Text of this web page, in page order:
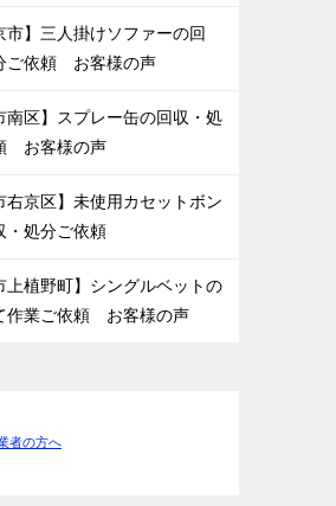
市】三人掛けソファーの回
ご依頼 お客様の声
南区】スプレー缶の回収・処
お客様の声
右京区】未使用カセットボン
・処分ご依頼
上植野町】シングルベットの
作業ご依頼 お客様の声
者の方へ